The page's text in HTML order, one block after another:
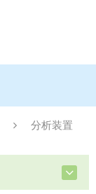
分析装置